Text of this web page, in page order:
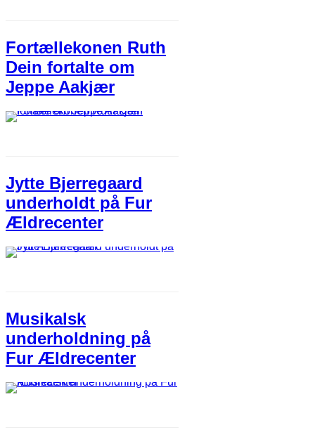
Fortællekonen Ruth
Dein fortalte​ om
Jeppe ​Aa​kjær
Jytte Bjerregaard
underholdt på Fur
Ældrecenter
Musikalsk
underholdning på
Fur Ældrecenter​